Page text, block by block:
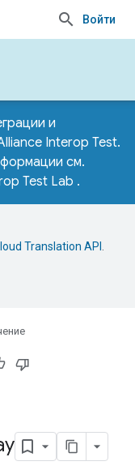
Войти
и
Interop Test.
см.
Test Lab .
Translation API